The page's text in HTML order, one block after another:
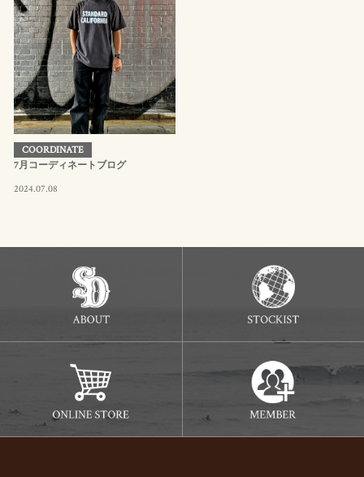
COORDINATE
7月コーディネートブログ
2024.07.08